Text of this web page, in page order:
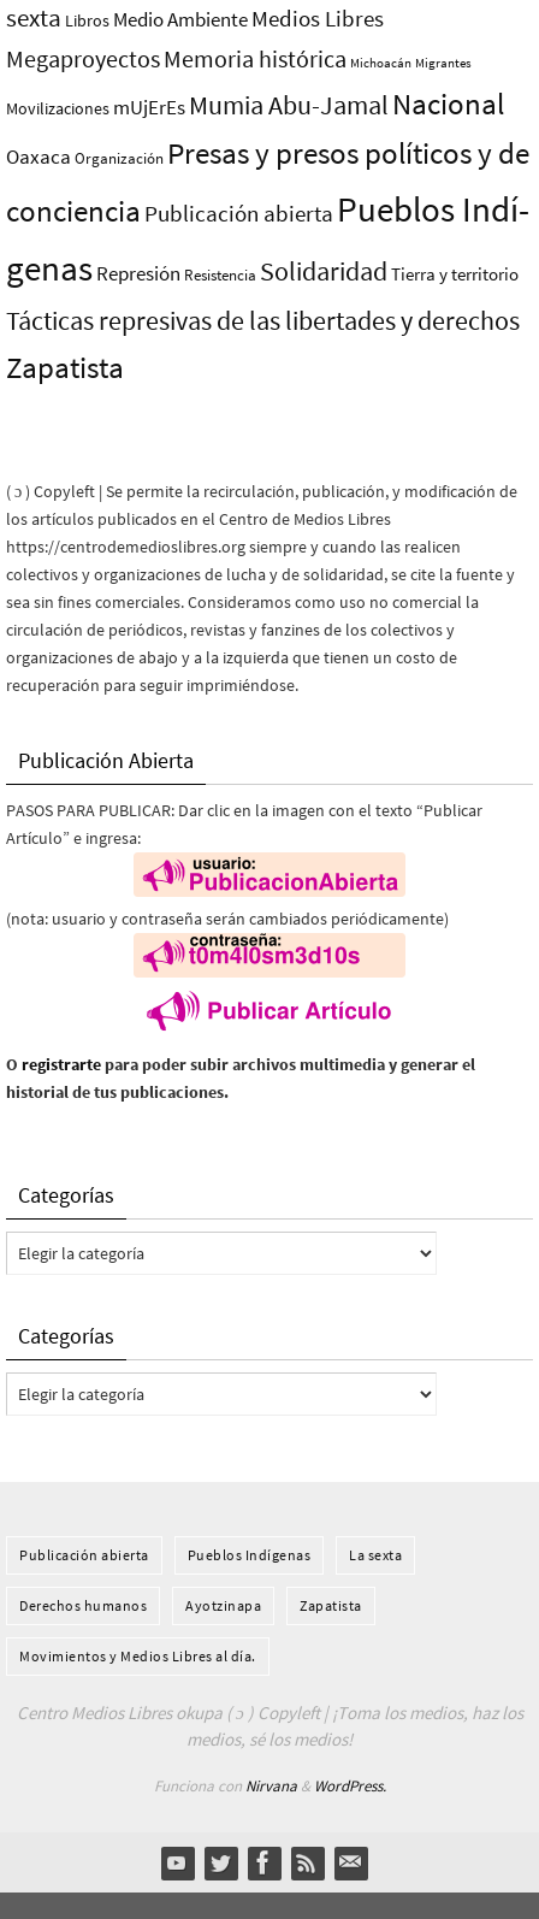
sexta Libros Medio AmbienteMedios Libres
MegaproyectosMemoria histórica Michoacán Migrantes
Movilizaciones mUjErEs Mumia Abu-Jamal Nacional
Oaxaca Organización Presas y presos polí­ticos y de
conciencia Publicación abierta Pueblos Indí­
genasRepresión Resistencia Solidaridad Tierra y territorio
Tácticas represivas de las libertades y derechos
Zapatista
( ɔ ) Copyleft | Se permite la recirculación, publicación, y modificación de
los artículos publicados en el Centro de Medios Libres
https://centrodemedioslibres.org siempre y cuando las realicen
colectivos y organizaciones de lucha y de solidaridad, se cite la fuente y
sea sin fines comerciales. Consideramos como uso no comercial la
circulación de periódicos, revistas y fanzines de los colectivos y
organizaciones de abajo y a la izquierda que tienen un costo de
recuperación para seguir imprimiéndose.
Publicación Abierta
PASOS PARA PUBLICAR: Dar clic en la imagen con el texto “Publicar
Artículo” e ingresa:
(nota: usuario y contraseña serán cambiados periódicamente)
O registrarte para poder subir archivos multimedia y generar el
historial de tus publicaciones.
Categorías
Categorías
Categorías
Categorías
Publicación abierta Pueblos Indí­genas La sexta
Derechos humanos Ayotzinapa Zapatista
Movimientos y Medios Libres al día.
Centro Medios Libres okupa ( ɔ ) Copyleft | ¡Toma los medios, haz los
medios, sé los medios!
Funciona con Nirvana& WordPress.